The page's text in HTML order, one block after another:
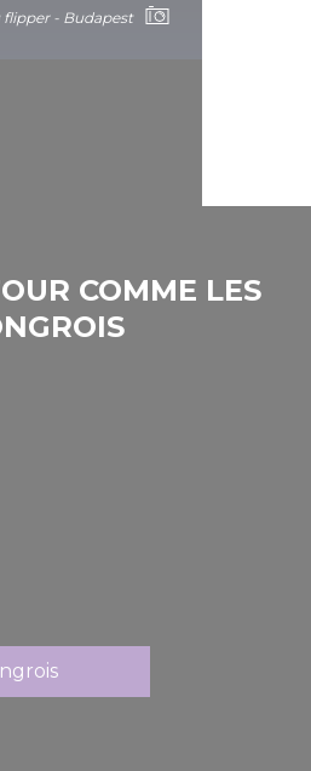
flipper - Budapest
flipper - Budapest
de chemins de fer
- Keszthely
COMME LES